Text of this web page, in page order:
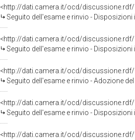
<http://dati.camera.it/ocd/discussione.rdf/
Seguito dell'esame e rinvio - Disposizioni in materia di
<http://dati.camera.it/ocd/discussione.rdf/
Seguito dell'esame e rinvio - Disposizioni in materia di
<http://dati.camera.it/ocd/discussione.rdf/
Seguito dell'esame e rinvio - Adozione del testo base - Disposizioni
<http://dati.camera.it/ocd/discussione.rdf/
Seguito dell'esame e rinvio - Disposizioni in materia di
<http://dati.camera.it/ocd/discussione.rdf/